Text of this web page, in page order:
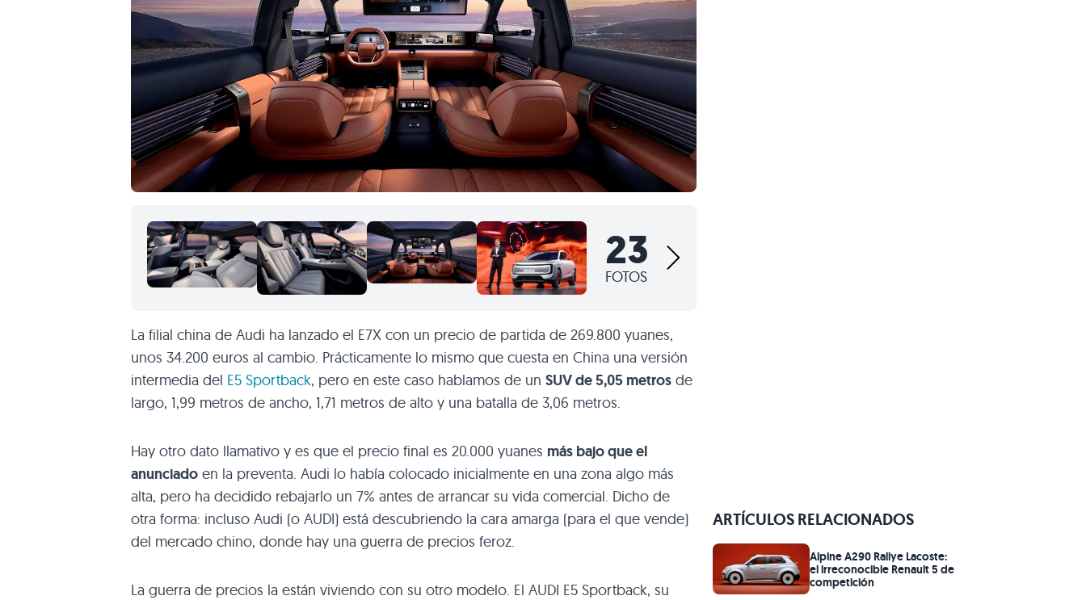
23
FOTOS
La filial china de Audi ha lanzado el E7X con un precio de partida de 269.800 yuanes,
unos 34.200 euros al cambio. Prácticamente lo mismo que cuesta en China una versión
intermedia del E5 Sportback, pero en este caso hablamos de un SUV de 5,05 metros de
largo, 1,99 metros de ancho, 1,71 metros de alto y una batalla de 3,06 metros.
Hay otro dato llamativo y es que el precio final es 20.000 yuanes más bajo que el
anunciado en la preventa. Audi lo había colocado inicialmente en una zona algo más
alta, pero ha decidido rebajarlo un 7% antes de arrancar su vida comercial. Dicho de
otra forma: incluso Audi (o AUDI) está descubriendo la cara amarga (para el que vende)
del mercado chino, donde hay una guerra de precios feroz.
La guerra de precios la están viviendo con su otro modelo. El AUDI E5 Sportback, su
ARTÍCULOS RELACIONADOS
Alpine A290 Rallye Lacoste:
el irreconocible Renault 5 de
competición